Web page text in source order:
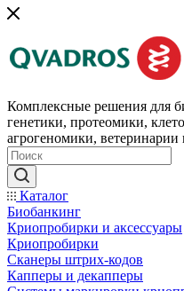
Комплексные решения для
генетики, протеомики,
агрогеномики,
Каталог
Биобанкинг
Криопробирки и аксессуары
Криопробирки
Сканеры штрих-кодов
Капперы и декапперы